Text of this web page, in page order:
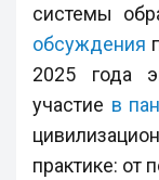
системы
обсуждения
2025 года
участие в
практике: от